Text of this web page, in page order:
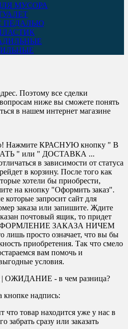
МУСОРА
ПЕДАЛЬЮ
Поэтому все сделки
ниже вы сможете понять
в нашем интернет магазине
Нажмите КРАСНУЮ кнопку " В
" или " ДОСТАВКА ...
в зависимости от статуса
в корзину. После того как
хотели бы приобрести,
на кнопку "Оформить заказ".
которые запросит сайт для
заказа или запишите. Ждите
почтовый ящик, то придет
ОФОРМЛЕНИЕ ЗАКАЗА НИЧЕМ
просто означает, что вы бы
приобретения. Так что смело
вам помочь и
условия.
- в чем разница?
кнопке надпись:
что товар находится уже у нас в
сразу или заказать